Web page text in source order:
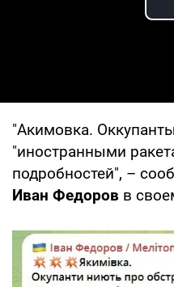
"Акимовка.
"иностранными
подробностей", –
Иван Федоров в